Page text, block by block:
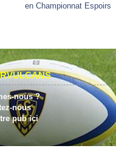
en Championnat Espoirs
nous ?
nous
pub ici